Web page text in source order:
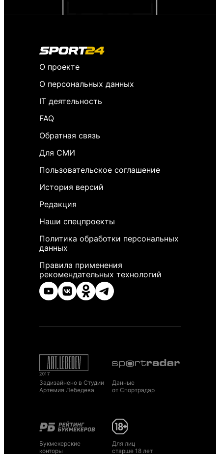
О проекте
О персональных данных
IT деятельность
FAQ
Обратная связь
Для СМИ
Пользовательское соглашение
История версий
Редакция
Наши спецпроекты
Политика обработки персональных
данных
Правила применения
рекомендательных технологий
Задизайнено в Студии
Артемия Лебедева
Данные
от Спортрадар
Букмекерские
конторы
Для лиц
старше 18 лет